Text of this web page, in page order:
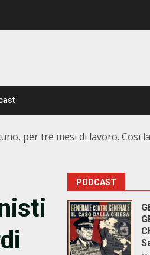
per tre mesi di lavoro. Così
PODCAST